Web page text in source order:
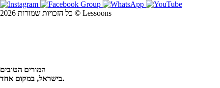
כל הזכויות שמורות 2026 © Lessoons
המורים הטובים
בישראל, במקום אחד.